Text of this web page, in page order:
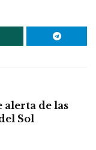
alerta de las
Sol